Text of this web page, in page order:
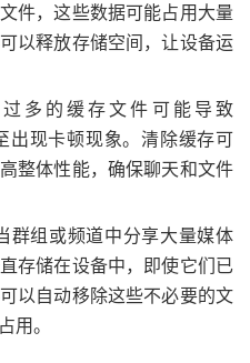
件，这些数据可能占用大量
以释放存储空间，让设备运
过多的缓存文件可能导致
出现卡顿现象。清除缓存可
整体性能，确保聊天和文件
群组或频道中分享大量媒体
存储在设备中，即使它们已
以自动移除这些不必要的文
用。